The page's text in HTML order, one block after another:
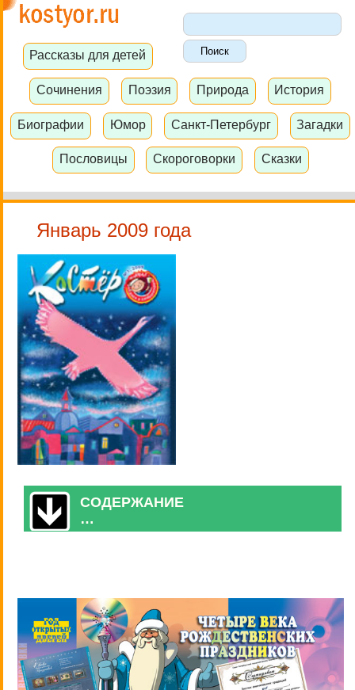
Рассказы для детей
Сочинения Поэзия Природа История
Биографии Юмор Санкт-Петербург Загадки
Пословицы Скороговорки Сказки
Январь 2009 года
СОДЕРЖАНИЕ
…